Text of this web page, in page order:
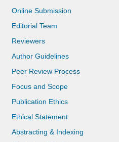
Online Submission
Editorial Team
Reviewers
Author Guidelines
Peer Review Process
Focus and Scope
Publication Ethics
Ethical Statement
Abstracting & Indexing